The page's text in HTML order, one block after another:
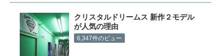
クリスタルドリームス 新作２モデル
が人気の理由
6,347件のビュー